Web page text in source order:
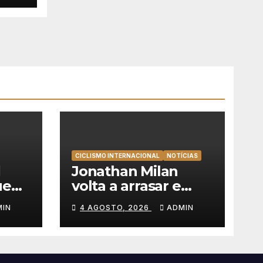
o
CICLISMO INTERNACIONAL NOTÍCIAS
Jonathan Milan
volta a arrasar e
mete a segunda na
Volta a Polónia 2026
4 AGOSTO, 2026 ADMIN